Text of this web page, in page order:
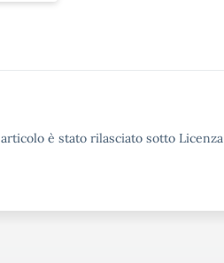
è stato rilasciato sotto Licenza